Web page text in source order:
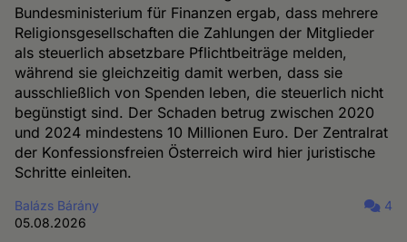
Bundesministerium für Finanzen ergab, dass mehrere
Religionsgesellschaften die Zahlungen der Mitglieder
als steuerlich absetzbare Pflichtbeiträge melden,
während sie gleichzeitig damit werben, dass sie
ausschließlich von Spenden leben, die steuerlich nicht
begünstigt sind. Der Schaden betrug zwischen 2020
und 2024 mindestens 10 Millionen Euro. Der Zentralrat
der Konfessionsfreien Österreich wird hier juristische
Schritte einleiten.
Balázs Bárány
05.08.2026
4